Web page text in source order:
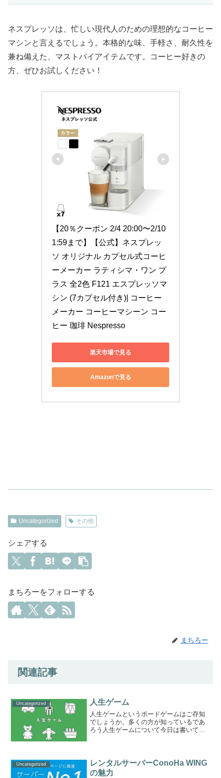
ネスプレッソは、忙しい現代人のための理想的なコーヒー
マシンと言えるでしょう。本格的な味、手軽さ、耐久性を
兼ね備えた、マストバイアイテムです。コーヒー好きの
方、ぜひお試しください！
【20％クーポン 2/4 20:00〜2/10
1:59まで】【公式】ネスプレッ
ソ オリジナル カプセル式コーヒ
ーメーカー ラティシマ・ワン プ
ラス 全2色 F121 エスプレッソマ
シン (7カプセル付き)| コーヒー
メーカー コーヒーマシーン コー
ヒー 珈琲 Nespresso
楽天市場で見る
Amazonで見る
Uncategorized その他
シェアする
まちろーをフォローする
まちろー
関連記事
Uncategorized 人生ゲーム
人生ゲームというボードゲームはご存知
でしょうか。多くの方が知っているであ
ろう人生ゲームについて今日は書いてい
19...
Uncategorized
レンタルサーバーConoHa WING
の魅力